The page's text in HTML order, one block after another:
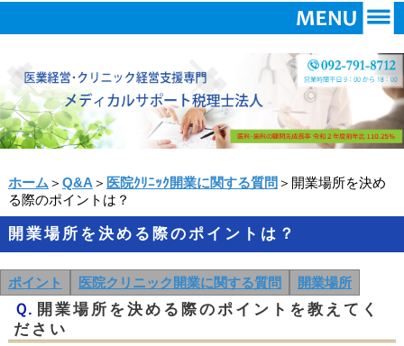
ホーム ＞ Q&A ＞ 医院ｸﾘﾆｯｸ開業に関する質問 ＞開業場所を決め
る際のポイントは？
開業場所を決める際のポイントは？
ポイント 医院クリニック開業に関する質問 開業場所
Ｑ. 開業場所を決める際のポイントを教えてく
ださい